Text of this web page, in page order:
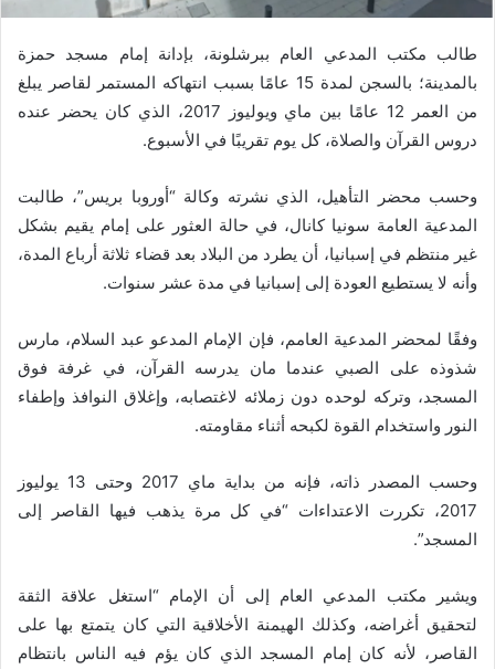
طالب مكتب المدعي العام ببرشلونة، بإدانة إمام مسجد حمزة
بالمدينة؛ بالسجن لمدة 15 عامًا بسبب انتهاكه المستمر لقاصر يبلغ
من العمر 12 عامًا بين ماي ويوليوز 2017، الذي كان يحضر عنده
دروس القرآن والصلاة، كل يوم تقريبًا في الأسبوع.
وحسب محضر التأهيل، الذي نشرته وكالة “أوروبا بريس”، طالبت
المدعية العامة سونيا كانال، في حالة العثور على إمام يقيم بشكل
غير منتظم في إسبانيا، أن يطرد من البلاد بعد قضاء ثلاثة أرباع المدة،
وأنه لا يستطيع العودة إلى إسبانيا في مدة عشر سنوات.
وفقًا لمحضر المدعية العامم، فإن الإمام المدعو عبد السلام، مارس
شذوذه على الصبي عندما مان يدرسه القرآن، في غرفة فوق
المسجد، وتركه لوحده دون زملائه لاغتصابه، وإغلاق النوافذ وإطفاء
النور واستخدام القوة لكبحه أثناء مقاومته.
وحسب المصدر ذاته، فإنه من بداية ماي 2017 وحتى 13 يوليوز
2017، تكررت الاعتداءات “في كل مرة يذهب فيها القاصر إلى
المسجد”.
ويشير مكتب المدعي العام إلى أن الإمام “استغل علاقة الثقة
لتحقيق أغراضه، وكذلك الهيمنة الأخلاقية التي كان يتمتع بها على
القاصر، لأنه كان إمام المسجد الذي كان يؤم فيه الناس بانتظام